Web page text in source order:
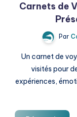
Carnets de
Par
Un carnet de
visités pour
expériences,